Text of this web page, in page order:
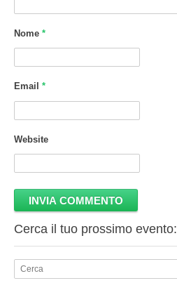
Nome *
Email *
Website
Cerca il tuo prossimo evento: